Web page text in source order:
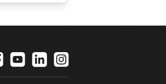
nikto